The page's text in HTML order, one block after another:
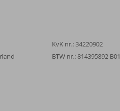
KvK nr.: 34220902
BTW nr.: 814395892 B01